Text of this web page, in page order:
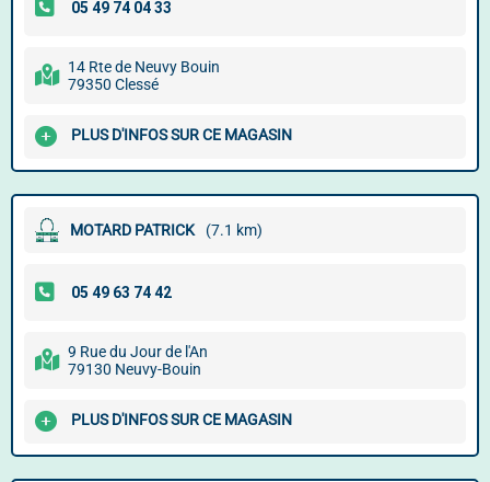
14 Rte de Neuvy Bouin
79350 Clessé
PLUS D'INFOS SUR CE MAGASIN
MOTARD PATRICK (7.1 km)
9 Rue du Jour de l'An
79130 Neuvy-Bouin
PLUS D'INFOS SUR CE MAGASIN